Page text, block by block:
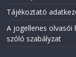
Tájékoztató
A jogellenes olvasói
szóló szabályzat